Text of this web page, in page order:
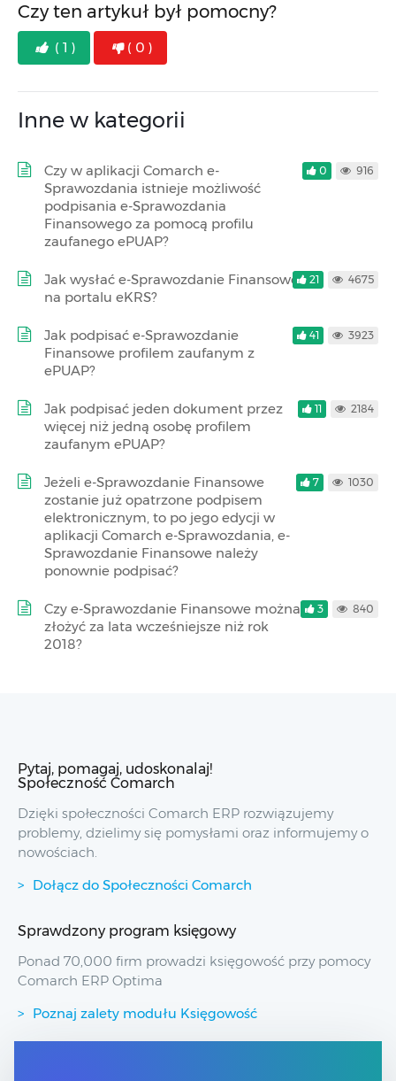
Czy ten artykuł był pomocny?
( 1 ) ( 0 )
Inne w kategorii
Czy w aplikacji Comarch e-
Sprawozdania istnieje możliwość
podpisania e-Sprawozdania
Finansowego za pomocą profilu
zaufanego ePUAP?
0 916
Jak wysłać e-Sprawozdanie Finansowe
na portalu eKRS?
21 4675
Jak podpisać e-Sprawozdanie
Finansowe profilem zaufanym z
ePUAP?
41 3923
Jak podpisać jeden dokument przez
więcej niż jedną osobę profilem
zaufanym ePUAP?
11 2184
Jeżeli e-Sprawozdanie Finansowe
zostanie już opatrzone podpisem
elektronicznym, to po jego edycji w
aplikacji Comarch e-Sprawozdania, e-
Sprawozdanie Finansowe należy
ponownie podpisać?
7 1030
Czy e-Sprawozdanie Finansowe można
złożyć za lata wcześniejsze niż rok
2018?
3 840
Pytaj, pomagaj, udoskonalaj!
Społeczność Comarch
Dzięki społeczności Comarch ERP rozwiązujemy
problemy, dzielimy się pomysłami oraz informujemy o
nowościach.
Dołącz do Społeczności Comarch
Sprawdzony program księgowy
Ponad 70,000 firm prowadzi księgowość przy pomocy
Comarch ERP Optima
Poznaj zalety modułu Księgowość